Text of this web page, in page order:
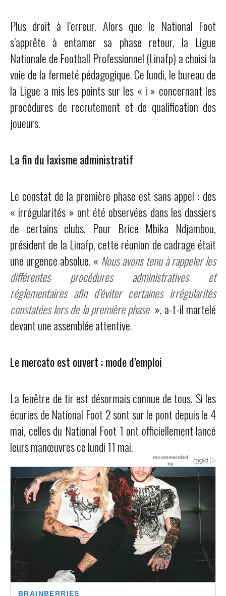
Plus droit à l’erreur. Alors que le National Foot
s’apprête à entamer sa phase retour, la Ligue
Nationale de Football Professionnel (Linafp) a choisi la
voie de la fermeté pédagogique. Ce lundi, le bureau de
la Ligue a mis les points sur les « i » concernant les
procédures de recrutement et de qualification des
joueurs.
La fin du laxisme administratif
Le constat de la première phase est sans appel : des
« irrégularités » ont été observées dans les dossiers
de certains clubs. Pour Brice Mbika Ndjambou,
président de la Linafp, cette réunion de cadrage était
une urgence absolue. « Nous avons tenu à rappeler les
différentes procédures administratives et
réglementaires afin d’éviter certaines irrégularités
constatées lors de la première phase », a-t-il martelé
devant une assemblée attentive.
Le mercato est ouvert : mode d’emploi
La fenêtre de tir est désormais connue de tous. Si les
écuries de National Foot 2 sont sur le pont depuis le 4
mai, celles du National Foot 1 ont officiellement lancé
leurs manœuvres ce lundi 11 mai.